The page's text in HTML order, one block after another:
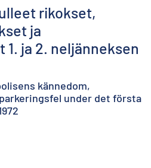
rikokset,
ja
ja 2. neljänneksen
kännedom,
under det första